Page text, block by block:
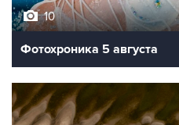
10
Фотохроника 5 августа